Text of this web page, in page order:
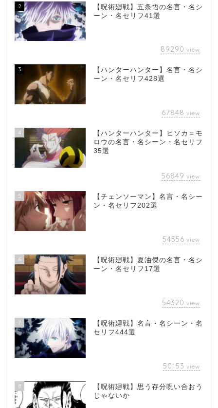
2
【呪術廻戦】五条悟の名言・名シ
ーン・名セリフ41選
89290 view
3
【ハンターハンター】名言・名シ
ーン・名セリフ428選
67848 view
4
【ハンターハンター】ヒソカ＝モ
ロウの名言・名シーン・名セリフ
35選
56849 view
5
【チェンソーマン】名言・名シー
ン・名セリフ202選
54556 view
6
【呪術廻戦】夏油傑の名言・名シ
ーン・名セリフ17選
54320 view
7
【呪術廻戦】名言・名シーン・名
セリフ444選
50153 view
8
【呪術廻戦】思う存分呪い合おう
じゃないか